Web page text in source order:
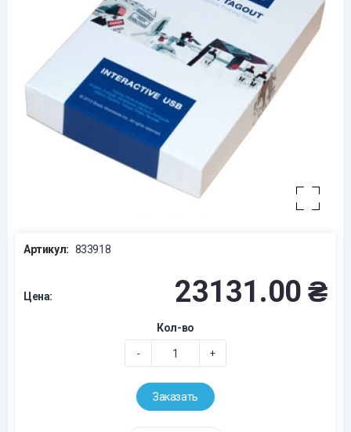
Артикул: 833918
Цена: 23131.00 ₴
Кол-во
- +
Заказать